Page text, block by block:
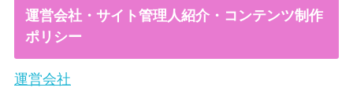
運営会社・サイト管理人紹介・コンテンツ制作
ポリシー
運営会社